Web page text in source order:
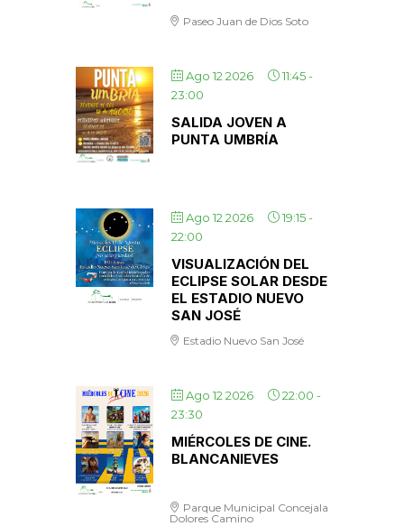
Paseo Juan de Dios Soto
Ago 12 2026 11:45-
23:00
SALIDA JOVEN A
PUNTA UMBRÍA
Ago 12 2026 19:15-
22:00
VISUALIZACIÓN DEL
ECLIPSE SOLAR DESDE
EL ESTADIO NUEVO
SAN JOSÉ
Estadio Nuevo San José
Ago 12 2026 22:00 -
23:30
MIÉRCOLES DE CINE.
BLANCANIEVES
Parque Municipal Concejala
Dolores Camino